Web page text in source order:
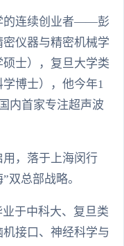
的连续创业者——彭
仪器与精密机械学
士），复旦大学类
博士），他今年1
内首家专注超声波
，落于上海闵行
双总部战略。
于中科大、复旦类
接口、神经科学与